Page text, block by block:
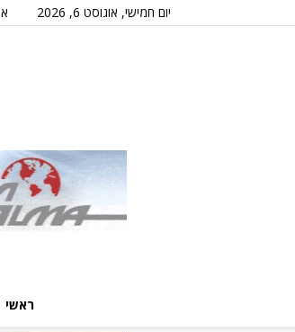
יום חמישי, אוגוסט 6, 2026
ראשי